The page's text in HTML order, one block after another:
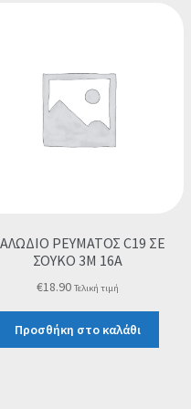
ΡΕΥΜΑΤΟΣ C19 ΣΕ
ΣΟΥΚΟ 3M 16A
€18.90 Τελική τιμή
Προσθήκη στο καλάθι